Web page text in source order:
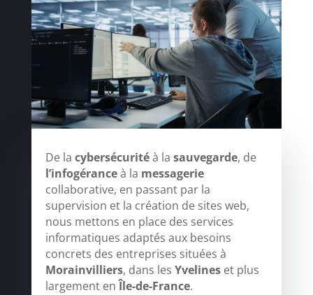
De la cybersécuritéà la sauvegarde, de
l’infogéranceà la messagerie
collaborative, en passant par la
supervision et la création de sites web,
nous mettons en place des services
informatiques adaptés aux besoins
concrets des entreprises situées à
Morainvilliers, dans les Yvelineset plus
largement enÎle-de-France.